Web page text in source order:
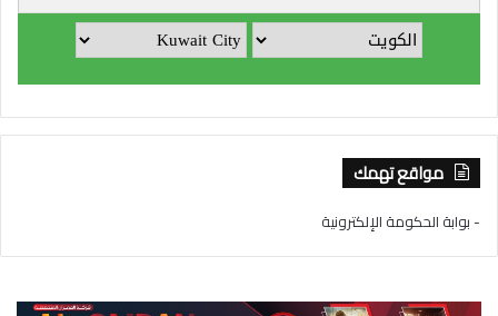
مواقع تهمك
- بوابة الحكومة الإلكترونية